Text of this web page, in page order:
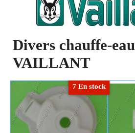
Divers chauffe-eau
VAILLANT
7 En stock